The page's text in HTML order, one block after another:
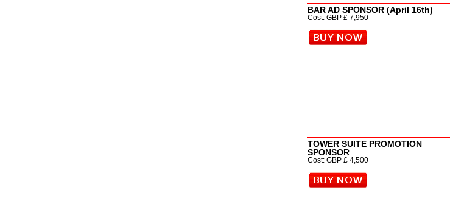
BAR AD SPONSOR (April 16th)
Cost: GBP £ 7,950
TOWER SUITE PROMOTION
SPONSOR
Cost: GBP £ 4,500